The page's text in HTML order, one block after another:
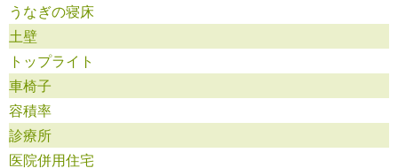
うなぎの寝床
土壁
トップライト
車椅子
容積率
診療所
医院併用住宅